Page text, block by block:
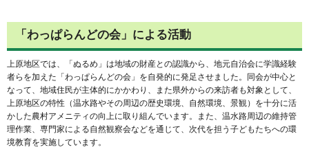
「わっぱらんどの会」による活動
上原地区では、「ぬるめ」は地域の財産との認識から、地元自治会に学識経験
者らを加えた「わっぱらんどの会」を自発的に発足させました。同会が中心と
なって、地域住民が主体的にかかわり、また県外からの来訪者も対象として、
上原地区の特性（温水路やその周辺の歴史環境、自然環境、景観）を十分に活
かした農村アメニティの向上に取り組んでいます。また、温水路周辺の維持管
理作業、専門家による自然観察会などを通じて、次代を担う子どもたちへの環
境教育を実施しています。